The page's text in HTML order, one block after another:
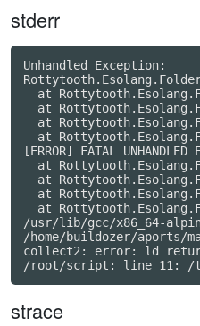
stderr
Unhandled Exception:
at
at
at
at
[ERROR] FATAL
at
at
at
at
/usr/lib/gcc/x86_64-
/home/buildozer/aports/
collect2: error: ld
strace